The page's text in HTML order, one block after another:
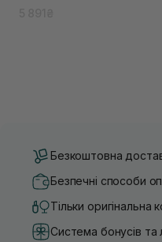
Безкоштовна
Безпечні способи
Тільки оригінальна
Система бонусів та